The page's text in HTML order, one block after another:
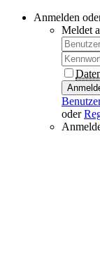
Anmelden
Meldet
oder